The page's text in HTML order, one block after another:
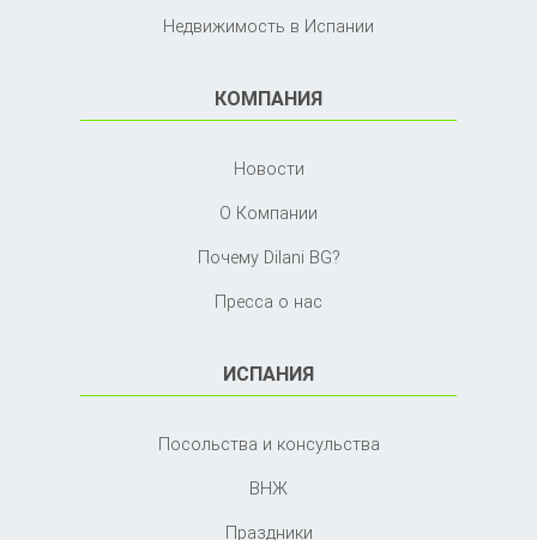
Недвижимость в Испании
КОМПАНИЯ
Новости
О Компании
Почему Dilani BG?
Пресса о нас
ИСПАНИЯ
Посольства и консульства
ВНЖ
Праздники